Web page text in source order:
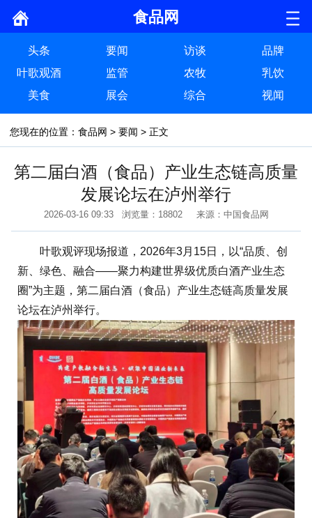
食品网
头条 要闻 访谈
品牌
叶歌观酒
监管 农牧
乳饮
美食
展会 综合 视闻
您现在的位置： 食品网 > 要闻 > 正文
第二届白酒（食品）产业生态链高质量
发展论坛在泸州举行
2026-03-16 09:33 浏览量：18802 来源：中国食品网
叶歌观评现场报道，2026年3月15日，以“品质、创
新、绿色、融合——聚力构建世界级优质白酒产业生态
圈”为主题，第二届白酒（食品）产业生态链高质量发展
论坛在泸州举行。